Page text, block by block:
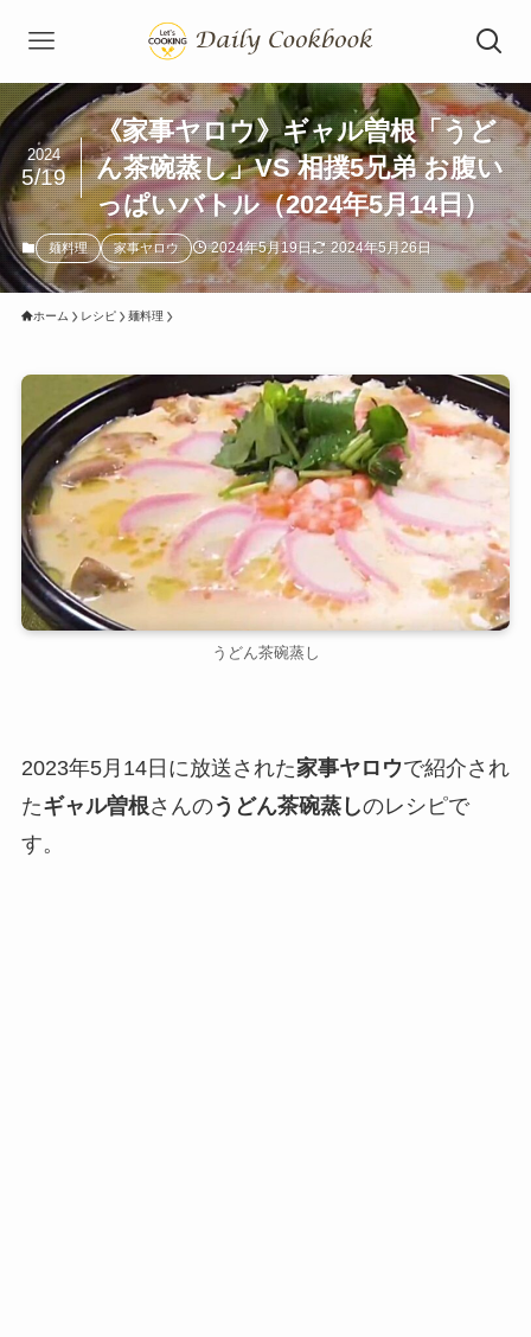
《家事ヤロウ》ギャル曽根「うど
ん茶碗蒸し」VS 相撲5兄弟 お腹い
っぱいバトル（2024年5月14日）
2024
5/19
麺料理 家事ヤロウ 2024年5月19日 2024年5月26日
ホーム レシピ 麺料理
うどん茶碗蒸し
2023年5月14日に放送された家事ヤロウで紹介され
たギャル曽根さんのうどん茶碗蒸しのレシピで
す。